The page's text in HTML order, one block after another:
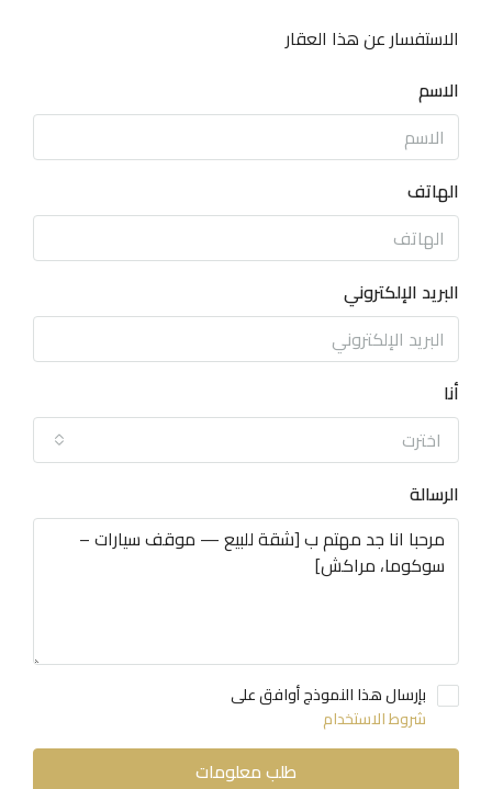
الاستفسار عن هذا العقار
الاسم
الهاتف
البريد الإلكتروني
أنا
اخترت
الرسالة
بإرسال هذا النموذج أوافق على
شروط الاستخدام
طلب معلومات